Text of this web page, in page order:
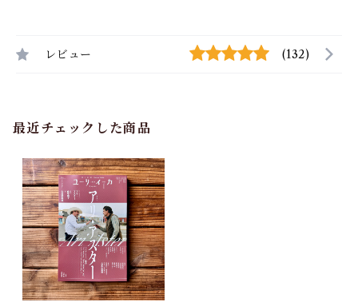
レビュー (132)
最近チェックした商品